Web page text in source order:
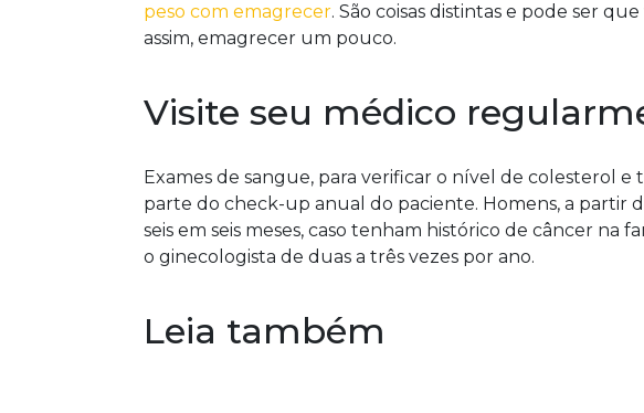
peso com emagrecer. São coisas distintas e pode ser
assim, emagrecer um pouco.
Visite seu médico
Exames de sangue, para verificar o nível de colesterol e
parte do check-up anual do paciente. Homens, a partir
seis em seis meses, caso tenham histórico de câncer na
o ginecologista de duas a três vezes por ano.
Leia também